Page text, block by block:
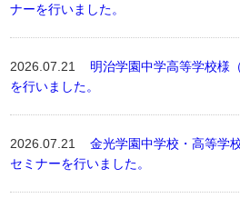
ナーを行いました。
2026.07.21 明治学園中学高等学校様
を行いました。
2026.07.21金光学園中学校・高等学
セミナーを行いました。